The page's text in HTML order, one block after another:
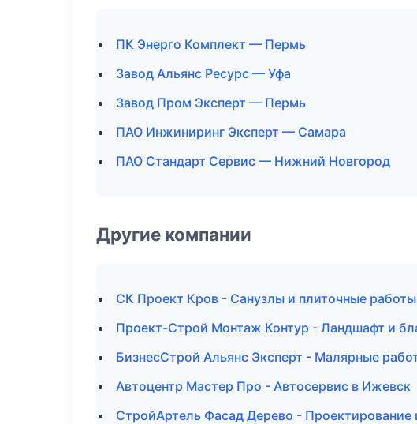
ПК Энерго Комплект — Пермь
Завод Альянс Ресурс — Уфа
Завод Пром Эксперт — Пермь
ПАО Инжиниринг Эксперт — Самара
ПАО Стандарт Сервис — Нижний Новгород
Другие компании
СК Проект Кров - Санузлы и плиточные
Проект-Строй Монтаж Контур - Ландшафт и
БизнесСтрой Альянс Эксперт - Малярные
Автоцентр Мастер Про - Автосервис в Ижевск
СтройАртель Фасад Дерево -